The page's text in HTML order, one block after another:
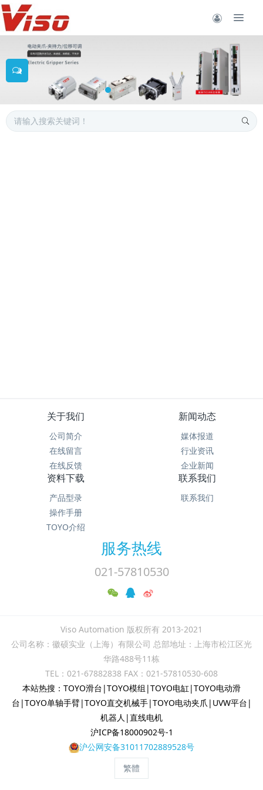
关于我们
公司简介
在线留言
在线反馈
新闻动态
媒体报道
行业资讯
企业新闻
资料下载
产品型录
操作手册
TOYO介绍
联系我们
联系我们
服务热线
021-57810530
Viso Automation 版权所有 2013-2021
公司名称：徽硕实业（上海）有限公司 总部地址：上海市松江区光
华路488号11栋
TEL：021-67882838 FAX：021-57810530-608
本站热搜：TOYO滑台|TOYO模组|TOYO电缸|TOYO电动滑
台|TOYO单轴手臂|TOYO直交机械手|TOYO电动夹爪|UVW平台|
机器人|直线电机
沪ICP备18000902号-1
沪公网安备31011702889528号
繁體